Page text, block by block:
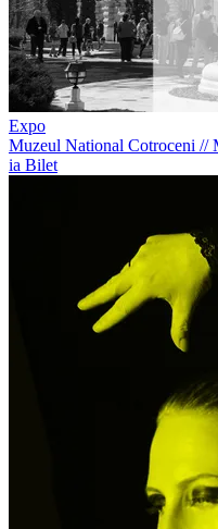
Expo
Muzeul National Cotroceni //
ia Bilet